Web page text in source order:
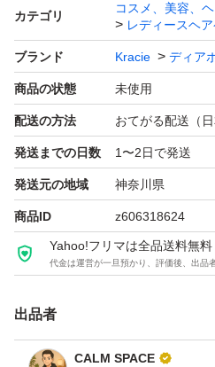
・「湿気ケア」湿気バリア＆
外側をケア
・「ひっぱりケア」ブラッシン
りによって起きるゆがみをサポ
●キメ細かい豊かな泡が髪をや
とまる髪に仕上げます。
トフローラルの香り
カテゴリ
コスメ、美容、
レディースヘ
ブランド Kracie ディア
商品の状態 未使用
配送の方法 おてがる配送（日
発送までの日数 1〜2日で発送
発送元の地域 神奈川県
商品ID z606318624
Yahoo!フリマは全品送料無
代金は運営が一旦預かり、評価後、出品
出品者
CALM SPACE